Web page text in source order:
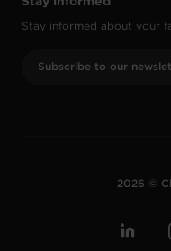
Stay informed about your
Subscribe to our
2026 ©